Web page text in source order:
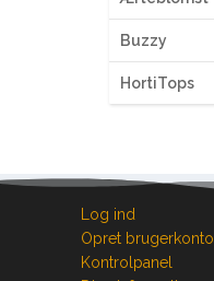
Buzzy
HortiTops
Log ind
Opret brugerkonto
Kontrolpanel